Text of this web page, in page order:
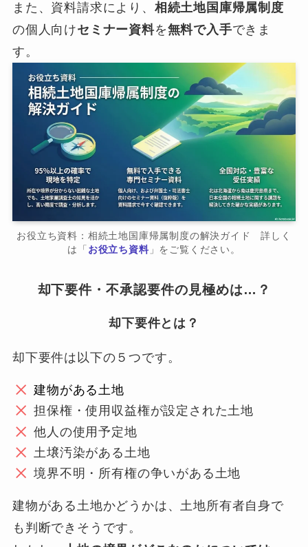
また、資料請求により、 相続土地国庫帰属制度
の個人向けセミナー資料を無料で入手できま
す。
お役立ち資料：相続土地国庫帰属制度の解決ガイド 詳しく
は「 お役立ち資料」をご覧ください。
却下要件・不承認要件の見極めは…？
却下要件とは？
却下要件は以下の５つです。
建物がある土地
担保権・使用収益権が設定された土地
他人の使用予定地
土壌汚染がある土地
境界不明・所有権の争いがある土地
建物がある土地かどうかは、土地所有者自身で
も判断できそうです。